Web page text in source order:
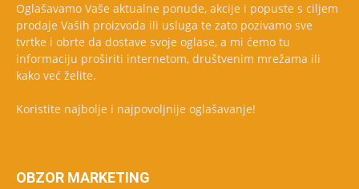
Oglašavamo Vaše aktualne ponude, akcije i popuste s ciljem
prodaje Vaših proizvoda ili usluga te zato pozivamo sve
tvrtke i obrte da dostave svoje oglase, a mi ćemo tu
informaciju proširiti internetom, društvenim mrežama ili
kako već želite.
Koristite najbolje i najpovoljnije oglašavanje!
OBZOR MARKETING